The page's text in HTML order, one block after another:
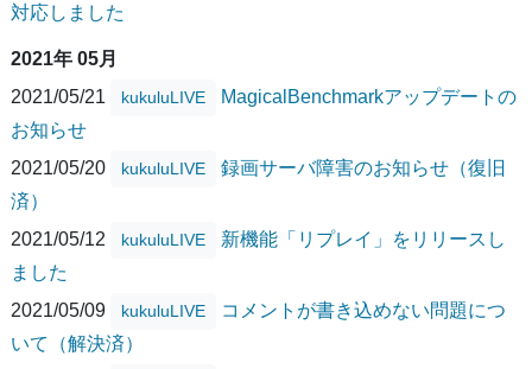
対応しました
2021年 05月
2021/05/21
kukuluLIVE
MagicalBenchmarkアップデートの
お知らせ
2021/05/20
kukuluLIVE
録画サーバ障害のお知らせ（復旧
済）
2021/05/12
kukuluLIVE
新機能「リプレイ」をリリースし
ました
2021/05/09
kukuluLIVE
コメントが書き込めない問題につ
いて（解決済）